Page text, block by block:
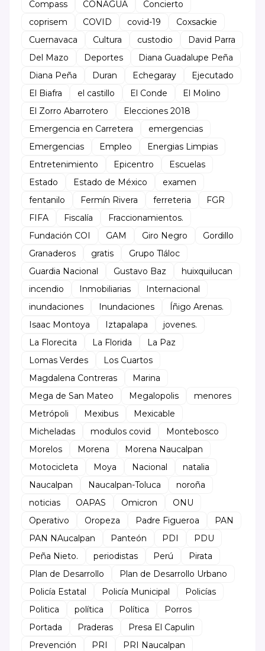
Compass CONAGUA
Concierto
coprisem
COVID covid-19
Coxsackie
Cuernavaca
Cultura custodio
David Parra
Del Mazo
Deportes
Diana Guadalupe Peña
Diana Peña
Duran Echegaray
Ejecutado
El Biafra
el castillo El Conde
El Molino
El Zorro Abarrotero
Elecciones 2018
Emergencia en Carretera
emergencias
Emergencias
Empleo
Energias Limpias
Entretenimiento
Epicentro
Escuelas
Estado
Estado de México
examen
fentanilo
Fermín Rivera ferreteria
FGR
FIFA
Fiscalía
Fraccionamientos.
Fundación COI
GAM Giro Negro
Gordillo
Granaderos
gratis
Grupo Tláloc
Guardia Nacional
Gustavo Baz
huixquilucan
incendio
Inmobiliarias
Internacional
inundaciones
Inundaciones
Íñigo Arenas.
Isaac Montoya
Iztapalapa
jovenes.
La Florecita
La Florida
La Paz
Lomas Verdes
Los Cuartos
Magdalena Contreras
Marina
Mega de San Mateo
Megalopolis
menores
Metrópoli
Mexibus
Mexicable
Micheladas
modulos covid
Montebosco
Morelos
Morena
Morena Naucalpan
Motocicleta
Moya Nacional
natalia
Naucalpan
Naucalpan-Toluca
noroña
noticias
OAPAS Omicron
ONU
Operativo
Oropeza Padre Figueroa
PAN
PAN NAucalpan
Panteón PDI
PDU
Peña Nieto.
periodistas Perú
Pirata
Plan de Desarrollo
Plan de Desarrollo Urbano
Policía Estatal
Policía Municipal
Policías
Politica
política Política
Porros
Portada
Praderas
Presa El Capulin
Prevención
PRI
PRI Naucalpan